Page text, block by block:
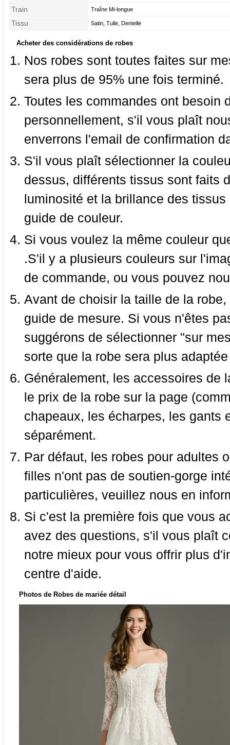
Train Traîne Mi-longue
Tissu Satin, Tulle, Dentelle
Acheter des considérations de robes
Nos robes sont toutes faites sur
sera plus de 95% une fois terminé.
Toutes les commandes ont besoin
personnellement, s'il vous plaît
enverrons l'email de confirmation
S'il vous plaît sélectionner la
dessus, différents tissus sont faits
luminosité et la brillance des
guide de couleur.
Si vous voulez la même couleur
.S'il y a plusieurs couleurs sur
de commande, ou vous pouvez
Avant de choisir la taille de la
guide de mesure. Si vous n'êtes
suggérons de sélectionner "sur
sorte que la robe sera plus
Généralement, les accessoires de
le prix de la robe sur la page
chapeaux, les écharpes, les gants
séparément.
Par défaut, les robes pour adultes
filles n'ont pas de soutien-gorge
particulières, veuillez nous en
Si c'est la première fois que vous
avez des questions, s'il vous plaît
notre mieux pour vous offrir plus
centre d'aide.
Photos de Robes de mariée détail